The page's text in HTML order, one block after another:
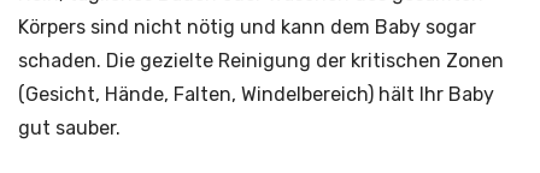
Körpers sind nicht nötig und kann dem Baby sogar
schaden. Die gezielte Reinigung der kritischen Zonen
(Gesicht, Hände, Falten, Windelbereich) hält Ihr Baby
gut sauber.